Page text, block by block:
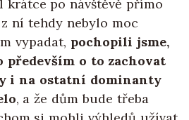
po návštěvě přímo
ní tehdy nebylo moc
vypadat, pochopili jsme,
o to zachovat
i na ostatní dominanty
, a že dům bude třeba